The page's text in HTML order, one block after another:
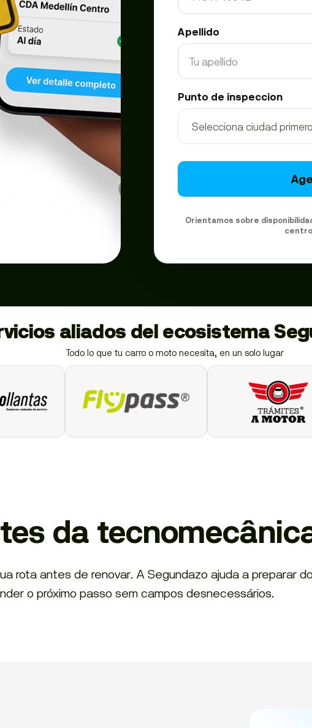
Apellido
Punto de inspeccion
Orientamos sobre
aliados del ecosistema
Todo lo que tu carro o moto necesita, en un solo lugar
da
rota antes de renovar. A Segundazo ajuda a preparar
o próximo passo sem campos desnecessários.